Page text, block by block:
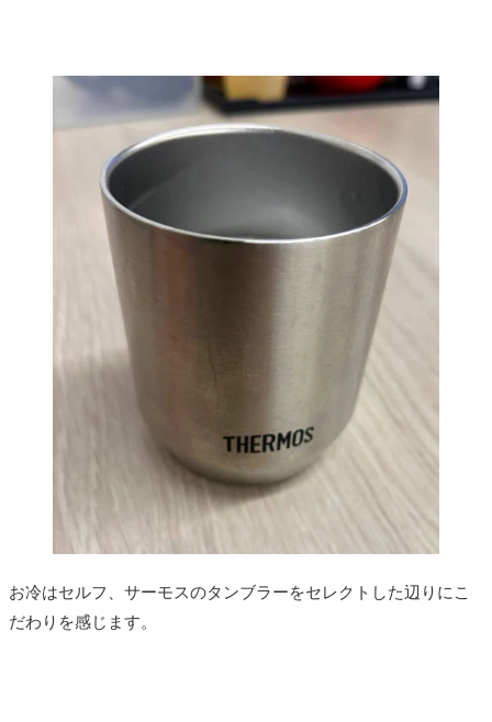
お冷はセルフ、サーモスのタンブラーをセレクトした辺りにこ
だわりを感じます。